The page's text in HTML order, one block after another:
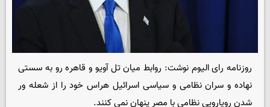
روزنامه رای الیوم نوشت: روابط میان تل آویو و قاهره رو به سستی
نهاده و سران نظامی و سیاسی اسرائیل هراس خود را از شعله ور
شدن رویارویی نظامی با مصر پنهان نمی کنند.